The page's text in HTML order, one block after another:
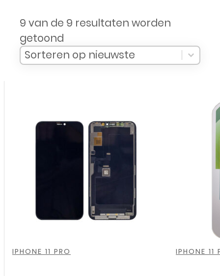
9 van de 9 resultaten worden
getoond
Sort Products
Sort content
Sorteren op nieuwste
Sort content
IPHONE 11 PRO
IPHONE 11